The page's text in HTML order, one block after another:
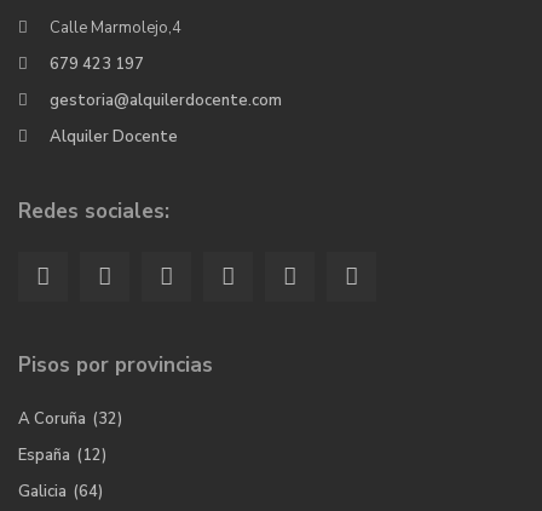
Calle Marmolejo,4
679 423 197
gestoria@alquilerdocente.com
Alquiler Docente
Redes sociales:
Pisos por provincias
A Coruña (32)
España (12)
Galicia (64)